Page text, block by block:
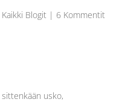
Kaikki Blogit | 6 Kommentit
usko,